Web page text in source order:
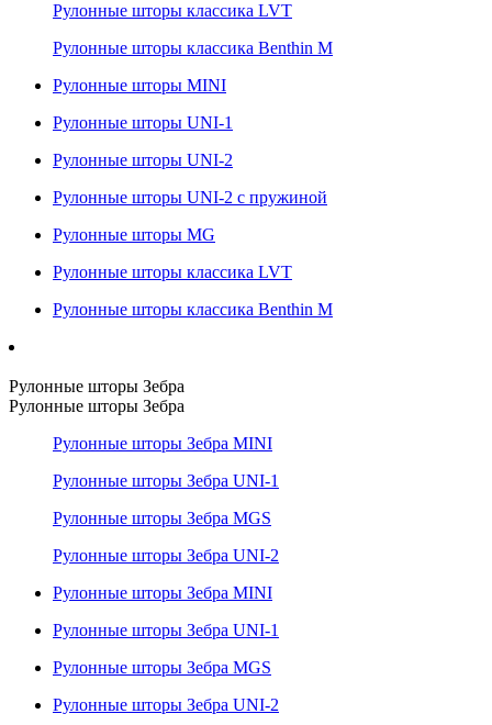
Рулонные шторы классика LVT
Рулонные шторы классика Benthin M
Рулонные шторы MINI
Рулонные шторы UNI-1
Рулонные шторы UNI-2
Рулонные шторы UNI-2 с пружиной
Рулонные шторы MG
Рулонные шторы классика LVT
Рулонные шторы классика Benthin M
Рулонные шторы Зебра
Рулонные шторы Зебра
Рулонные шторы Зебра MINI
Рулонные шторы Зебра UNI-1
Рулонные шторы Зебра MGS
Рулонные шторы Зебра UNI-2
Рулонные шторы Зебра MINI
Рулонные шторы Зебра UNI-1
Рулонные шторы Зебра MGS
Рулонные шторы Зебра UNI-2